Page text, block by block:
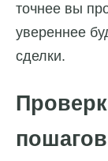
точнее вы
увереннее
сделки.